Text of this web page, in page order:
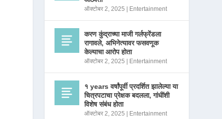
ऑक्टोबर 2, 2025 Entertainment
करण कुंद्राच्या माजी गर्लफ्रेंडला
रागावले, अभिनेत्यावर फसवणूक
केल्याचा आरोप होता
ऑक्टोबर 2, 2025 Entertainment
१ years वर्षांपूर्वी प्रदर्शित झालेल्या या
चित्रपटाचा प्रेक्षक बदलला, गांधींशी
विशेष संबंध होता
ऑक्टोबर 2, 2025 Entertainment